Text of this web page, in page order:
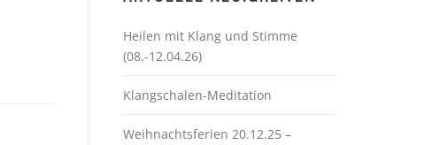
Heilen mit Klang und Stimme
(08.-12.04.26)
Klangschalen-Meditation
Weihnachtsferien 20.12.25 –